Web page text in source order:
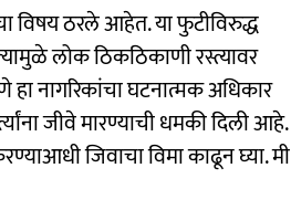
विषय ठरले आहेत. या फुटीविरुद्ध
लोक ठिकठिकाणी रस्त्यावर
नागरिकांचा घटनात्मक अधिकार
जीवे मारण्याची धमकी दिली आहे.
जिवाचा विमा काढून घ्या. मी